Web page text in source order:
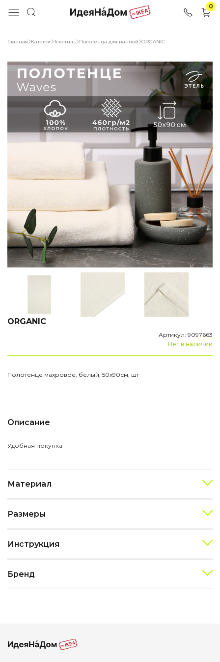
0
Главная Каталог Текстиль Полотенца для ванной ORGANIC
ORGANIC
Артикул: 9097663
Нет в наличии
Полотенце махровое, белый, 50х90см, шт
Описание
Удобная покупка
Материал
Размеры
Инструкция
Бренд